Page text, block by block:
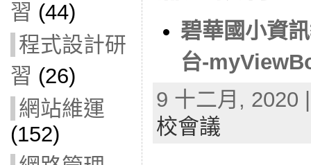
習 (44)
程式設計研
習 (26)
網站維運
(152)
碧華國小資
台-
9 十二月, 2020
校會議